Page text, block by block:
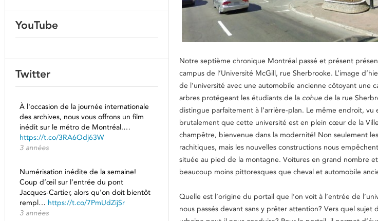
Notre septième chronique Montréal passé et présent
campus de l’Université McGill, rue Sherbrooke. L’image
de l’université avec une automobile ancienne côtoyant une
arbres protégeant les étudiants de la cohue de la rue
distingue parfaitement à l’arrière-plan. Le même endroit, vu
brutalement que cette université est en plein cœur de la
champêtre, bienvenue dans la modernité! Non seulement
rachitiques, mais les nouvelles constructions nous
située au pied de la montagne. Voitures en grand nombre
beaucoup moins pittoresques que cheval et automobile
Quelle est l’origine du portail que l’on voit à l’entrée de
nous passés devant sans y prêter attention? Vers quel sujet
YouTube
Twitter
À l'occasion de la journée internationale
des archives, nous vous offrons un film
inédit sur le métro de Montréal.…
https://t.co/3RA6Odj63W
3 années
Numérisation inédite de la semaine!
Coup d’œil sur l’entrée du pont
Jacques-Cartier, alors qu'on doit bientôt
rempl… https://t.co/7PmUdZijSr
3 années